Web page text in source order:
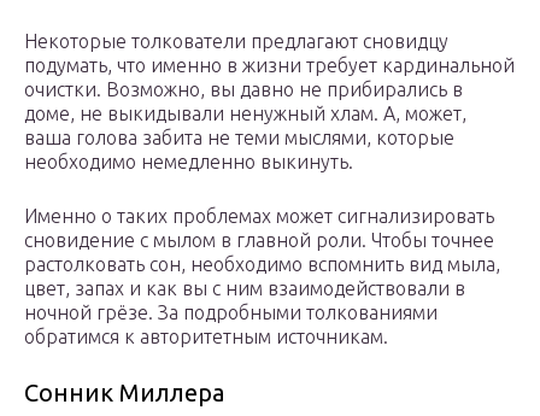
Некоторые толкователи предлагают сновидцу
подумать, что именно в жизни требует кардинальной
очистки. Возможно, вы давно не прибирались в
доме, не выкидывали ненужный хлам. А, может,
ваша голова забита не теми мыслями, которые
необходимо немедленно выкинуть.
Именно о таких проблемах может сигнализировать
сновидение с мылом в главной роли. Чтобы точнее
растолковать сон, необходимо вспомнить вид мыла,
цвет, запах и как вы с ним взаимодействовали в
ночной грёзе. За подробными толкованиями
обратимся к авторитетным источникам.
Сонник Миллера